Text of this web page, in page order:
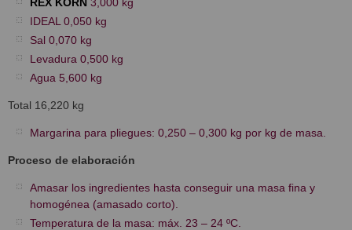
IDEAL 0,050 kg
Sal 0,070 kg
Levadura 0,500 kg
Agua 5,600 kg
Total 16,220 kg
Margarina para pliegues: 0,250 – 0,300 kg por kg de masa.
Proceso de elaboración
Amasar los ingredientes hasta conseguir una masa fina y
homogénea (amasado corto).
Temperatura de la masa: máx. 23 – 24 ºC.